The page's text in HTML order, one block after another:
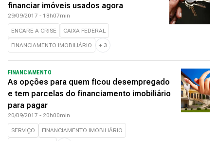
financiar imóveis usados agora
29/09/2017 - 18h07min
ENCARE A CRISE CAIXA FEDERAL
FINANCIAMENTO IMOBILIÁRIO + 3
FINANCIAMENTO
As opções para quem ficou desempregado
e tem parcelas do financiamento imobiliário
para pagar
20/09/2017 - 20h00min
SERVIÇO FINANCIAMENTO IMOBILIÁRIO